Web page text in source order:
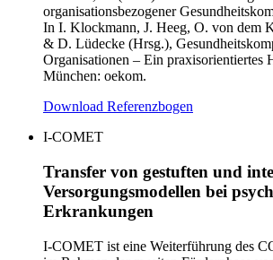
organisationsbezogener
In I. Klockmann, J. Heeg, O. von dem
& D. Lüdecke (Hrsg.),
Organisationen – Ein praxisorientiertes
München: oekom.
Download Referenzbogen
I-COMET
Transfer von gestuften und
Versorgungsmodellen bei
Erkrankungen
I-COMET ist eine Weiterführung des